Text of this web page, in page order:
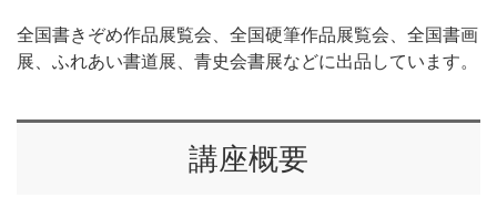
全国書きぞめ作品展覧会、全国硬筆作品展覧会、全国書画
展、ふれあい書道展、青史会書展などに出品しています。
講座概要